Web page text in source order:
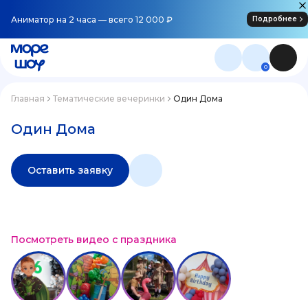
Аниматор на 2 часа — всего 12 000 ₽ Подробнее
0
Главная Тематические вечеринки Один Дома
Один Дома
Оставить заявку
Посмотреть видео с праздника